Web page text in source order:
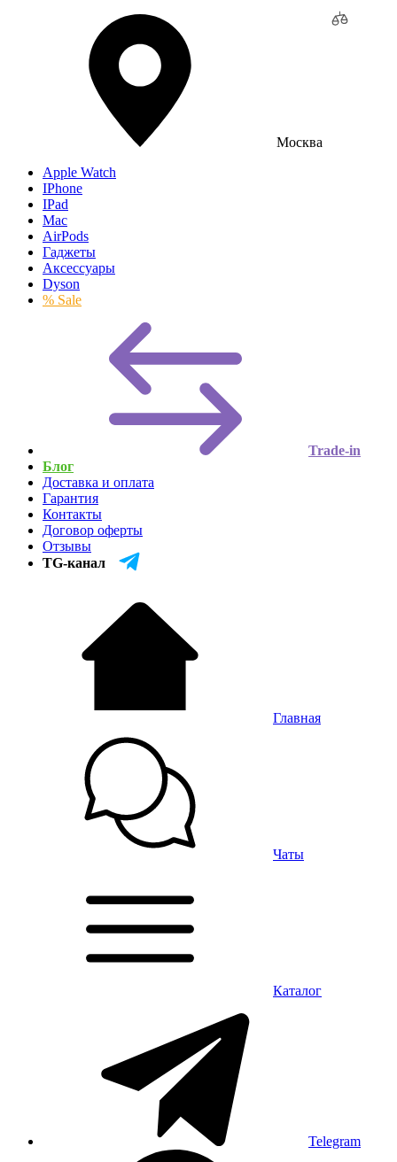
Москва
Apple Watch
IPhone
IPad
Mac
AirPods
Гаджеты
Аксессуары
Dyson
% Sale
Trade-in
Блог
Доставка и оплата
Гарантия
Контакты
Договор оферты
Отзывы
TG-канал
Главная
Чаты
Каталог
Telegram